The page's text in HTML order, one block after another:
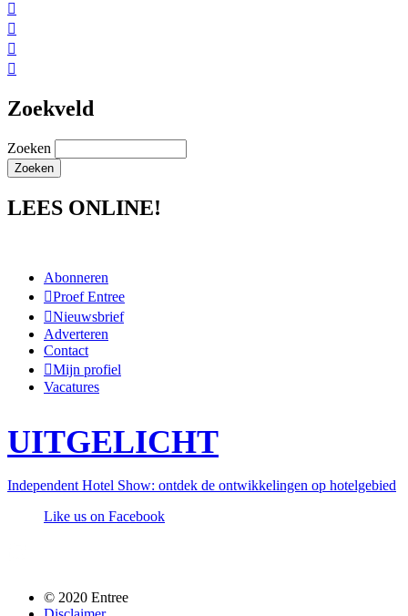




Zoekveld
Zoeken
LEES ONLINE!
Abonneren
Proef Entree
Nieuwsbrief
Adverteren
Contact
Mijn profiel
Vacatures
UITGELICHT
Independent Hotel Show: ontdek de ontwikkelingen op hotelgebied
Like us on Facebook
© 2020 Entree